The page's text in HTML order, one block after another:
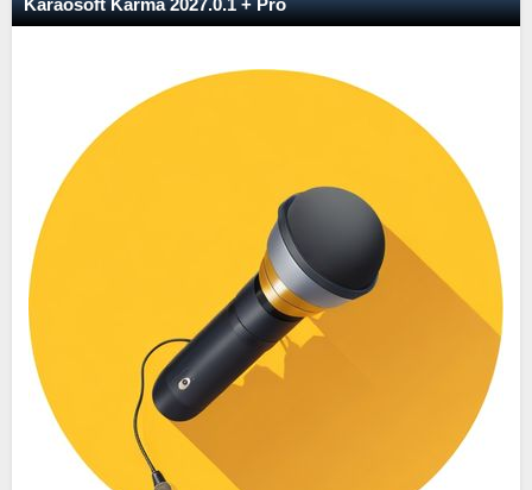
Karaosoft Karma 2027.0.1 + Pro